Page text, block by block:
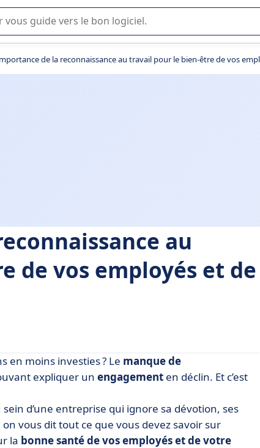
ou la sélection de logiciel SaaS en entreprise.
de la reconnaissance au travail pour le bien-être de vos
au
de vos employés et de
au travail
? Les 6 actions à mettre en place
en moins investies ? Le manque de
expliquer un engagement en déclin. Et c’est
d’une entreprise qui ignore sa dévotion, ses
vous dit tout ce que vous devez savoir sur
la bonne santé de vos employés et de votre